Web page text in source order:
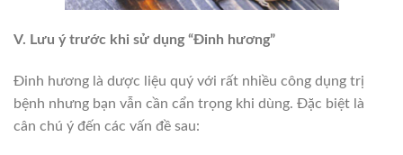
V. Lưu ý trước khi sử dụng “Đinh hương”
Đinh hương là dược liệu quý với rất nhiều công dụng trị
bệnh nhưng bạn vẫn cần cẩn trọng khi dùng. Đặc biệt là
cân chú ý đến các vấn đề sau: